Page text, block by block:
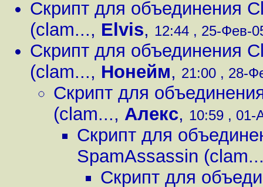
Скрипт для объединения
(clam..., Elvis, 12:44 , 25-Фев-
Скрипт для объединения
(clam..., Нонейм, 21:00 , 28-
Скрипт для
(clam..., Алекс, 10:59 , 01-
Скрипт для
SpamAssassin
Скрипт для